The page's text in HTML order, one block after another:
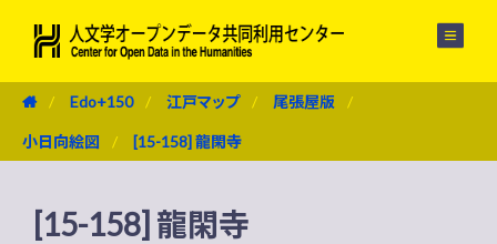
Edo+150 江戸マップ 尾張屋版
小日向絵図 [15-158] 龍閑寺
[15-158] 龍閑寺